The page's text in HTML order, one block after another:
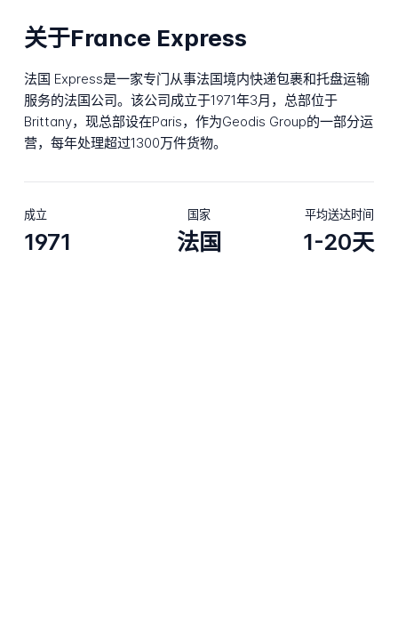
关于France Express
法国 Express是一家专门从事法国境内快递包裹和托盘运输
服务的法国公司。该公司成立于1971年3月，总部位于
Brittany，现总部设在Paris，作为Geodis Group的一部分运
营，每年处理超过1300万件货物。
成立
1971
国家
法国
平均送达时间
1-20天